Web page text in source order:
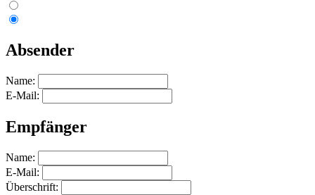
Absender
Name:
E-Mail:
Empfänger
Name:
E-Mail:
Überschrift: